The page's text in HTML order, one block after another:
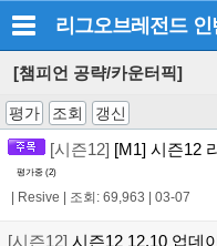
리그오브레전드 인
[챔피언 공략/카운터픽]
평가 조회 갱신
[시즌12] [M1] 시즌12
평가중 (2)
Resive 조회: 69,963 03-07
[시즌12] 시즌12 12.10 업데